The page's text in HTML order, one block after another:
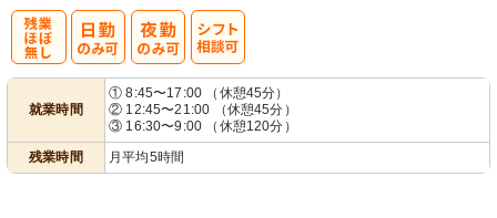
就業時間
① 8:45〜17:00 （休憩45分）
② 12:45〜21:00 （休憩45分）
③ 16:30〜9:00 （休憩120分）
残業時間
月平均5時間